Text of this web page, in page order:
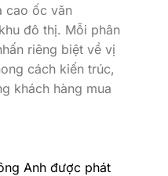
cao ốc văn
đô thị. Mỗi phân
riêng biệt về vị
cách kiến trúc,
khách hàng mua
Anh được phát